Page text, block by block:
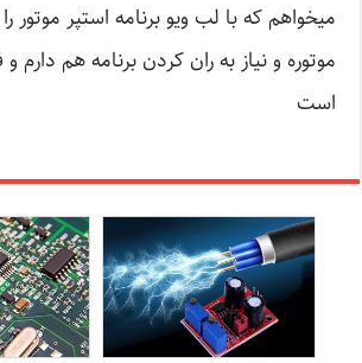
میخواهم که با لب ویو برنامه استپر موتور
موتوره و نیاز به ران کردن برنامه هم
است